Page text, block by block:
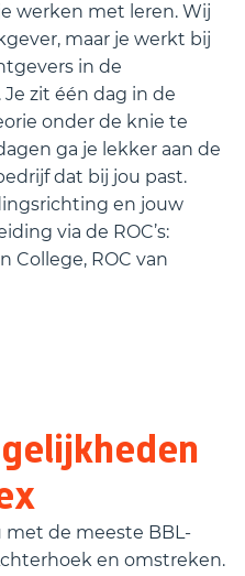
werken met leren. Wij
maar je werkt bij
in de
zit één dag in de
onder de knie te
ga je lekker aan de
dat bij jou past.
en jouw
via de ROC’s:
College, ROC van
met de meeste BBL-
en omstreken.